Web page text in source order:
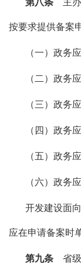
第八条 主办
按要求提供备案
（一）政务
（二）政务
（三）政务
（四）政务
（五）政务
（六）政务
开发建设面
应在申请备案时
第九条 省级